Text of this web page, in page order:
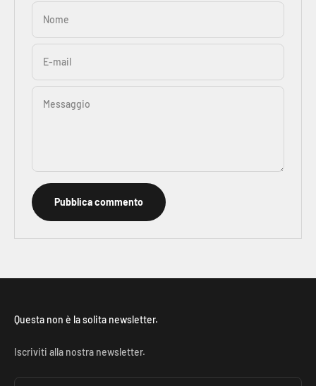
Nome
E-mail
Messaggio
Pubblica commento
Questa non è la solita newsletter.
Iscriviti alla nostra newsletter.